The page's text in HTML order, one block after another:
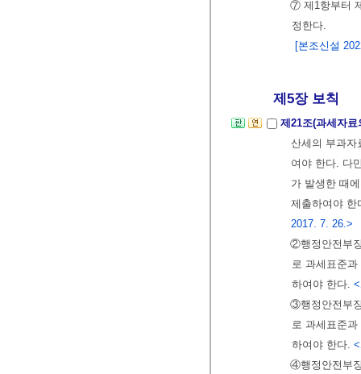
⑦ 제1항부터
정한다.
[본조신설
제5장 보칙
제21조(과세자
산세의 부과자
여야 한다. 다
가 발생한 때
제출하여야
2017. 7. 26.>
②행정안전부
로 과세표준
하여야 한다.
③행정안전부
로 과세표준
하여야 한다.
④행정안전부